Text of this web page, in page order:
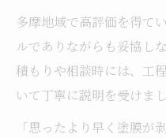
多摩地域で高評価を得て
ルでありながらも妥協し
積もりや相談時には、工
いて丁寧に説明を受けまし
「思ったより早く塗膜が